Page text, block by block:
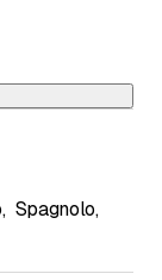
, Spagnolo,